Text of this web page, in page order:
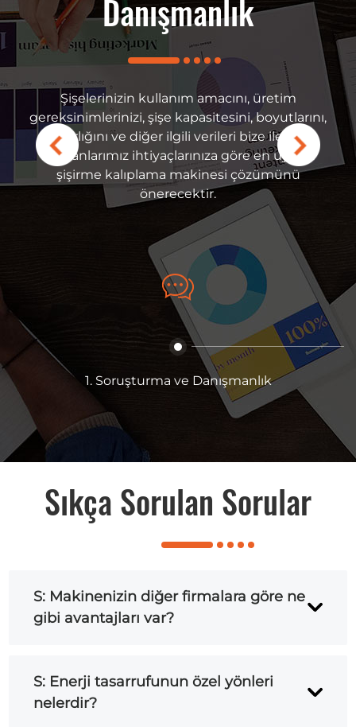
bir acil durum
mühendislerimizle
ve güvenilir satış
çıkarabilirsiniz.
video desteği ve
sunuyoruz. Yedek
olup, parçalar
bu da hızlı
alır ve müşteri
Danışmanlık
Şişelerinizin kullanım amacını, üretim
gereksinimlerinizi, şişe kapasitesini, boyutlarını,
ağırlığını ve diğer ilgili verileri bize iletin.
Uzmanlarımız ihtiyaçlarınıza göre en uygun
şişirme kalıplama makinesi çözümünü
önerecektir.
İhtiyaçlarınıza göre,
makinesinin
avantajları, aksesuar
ve videoları ile
olmak üzere size
1. Soruşturma ve Danışmanlık
Sıkça Sorulan Sorular
S: Makinenizin diğer firmalara göre ne
gibi avantajları var?
A: Makinelerimiz daha enerji tasarruflu,
daha stabil, ergonomik ve kullanımı
S: Enerji tasarrufunun özel yönleri
nelerdir?